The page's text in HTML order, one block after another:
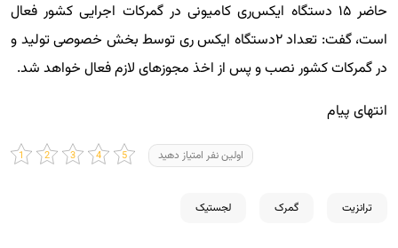
حاضر ۱۵ دستگاه ایکس‌ری کامیونی در گمرکات اجرایی کشور فعال
است، گفت: تعداد ۲دستگاه ایکس ری توسط بخش خصوصی تولید و
در گمرکات کشور نصب و پس از اخذ مجوزهای لازم فعال خواهد شد.
انتهای پیام
اولین نفر امتیاز دهید
ترانزیت گمرک لجستیک